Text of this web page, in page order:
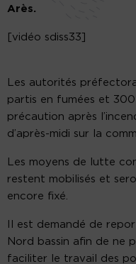
Arès.
[vidéo sdiss33]
Les autorités
partis en fumées et
précaution après
d’après-midi sur la
Les moyens de lutte
restent mobilisés et
encore fixé.
Il est demandé de
Nord bassin afin de ne
faciliter le travail des